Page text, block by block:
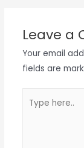
Leave a
Your email
fields are
here..